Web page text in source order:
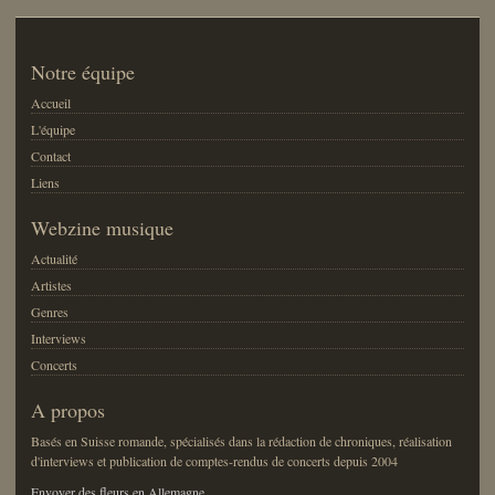
Notre équipe
Accueil
L'équipe
Contact
Liens
Webzine musique
Actualité
Artistes
Genres
Interviews
Concerts
A propos
Basés en Suisse romande, spécialisés dans la rédaction de chroniques, réalisation
d'interviews et publication de comptes-rendus de concerts depuis 2004